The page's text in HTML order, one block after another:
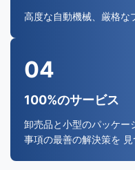
高度な自動機械、厳格な
04
100%のサービス
卸売品と小型のパッケー
事項の最善の解決策を